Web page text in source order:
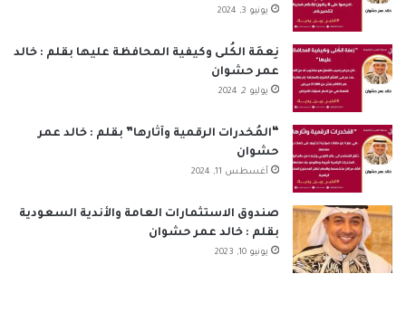
يونيو 3, 2024
نِعمَة الكُلى وكيفية المحافظة عليها بقلم : خالد
عمر حشوان
يوليو 2, 2024
“المُخدرات الرقمية وآثارها” بقلم : خالد عمر
حشوان
أغسطس 11, 2024
صندوق الاستثمارات العامة والأندية السعودية
بقلم : خالد عمر حشوان
يونيو 10, 2023